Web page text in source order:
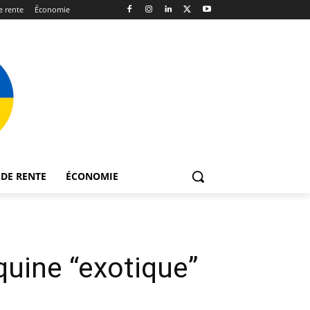
rente Économie
RENTE ÉCONOMIE
“exotique”